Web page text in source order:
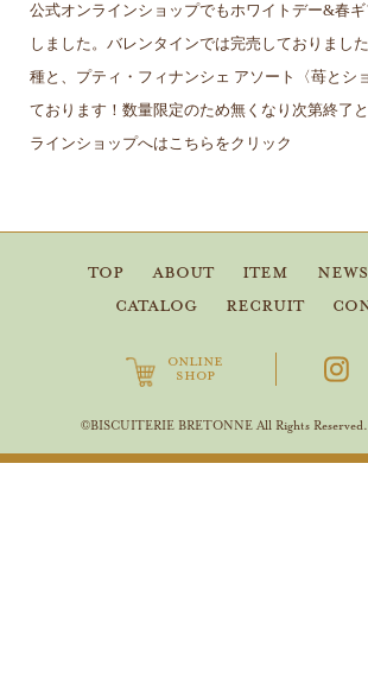
公式オンラインショップでもホワイトデー&春
しました。バレンタインでは完売しておりまし
種と、プティ・フィナンシェ アソート〈苺とシ
ております！数量限定のため無くなり次第終了
ラインショップへはこちらをクリック
TOP ABOUT ITEM NEWS
CATALOG
RECRUIT
ONLINE
SHOP
©BISCUITERIE BRETONNE All Rights Reserved.